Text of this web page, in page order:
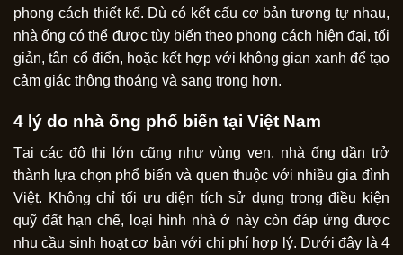
phong cách thiết kế. Dù có kết cấu cơ bản tương tự nhau,
nhà ống có thể được tùy biến theo phong cách hiện đại, tối
giản, tân cổ điển, hoặc kết hợp với không gian xanh để tạo
cảm giác thông thoáng và sang trọng hơn.
4 lý do nhà ống phổ biến tại Việt Nam
Tại các đô thị lớn cũng như vùng ven, nhà ống dần trở
thành lựa chọn phổ biến và quen thuộc với nhiều gia đình
Việt. Không chỉ tối ưu diện tích sử dụng trong điều kiện
quỹ đất hạn chế, loại hình nhà ở này còn đáp ứng được
nhu cầu sinh hoạt cơ bản với chi phí hợp lý. Dưới đây là 4